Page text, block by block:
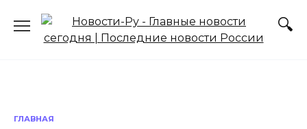
содержанию
ГЛАВНАЯ